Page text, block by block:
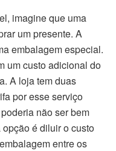
imagine que uma
um presente. A
embalagem especial.
um custo adicional do
A loja tem duas
por esse serviço
não ser bem
é diluir o custo
entre os